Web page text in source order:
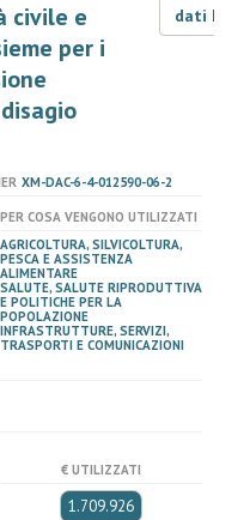
civile e
per i
dati LOD
XM-DAC-6-4-012590-06-2
PER COSA VENGONO UTILIZZATI
AGRICOLTURA, SILVICOLTURA,
PESCA E ASSISTENZA
ALIMENTARE
SALUTE, SALUTE RIPRODUTTIVA
E POLITICHE PER LA
POPOLAZIONE
INFRASTRUTTURE, SERVIZI,
TRASPORTI E COMUNICAZIONI
€ UTILIZZATI
1.709.926